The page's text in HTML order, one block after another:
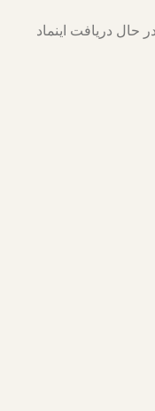
در حال دریافت اینماد